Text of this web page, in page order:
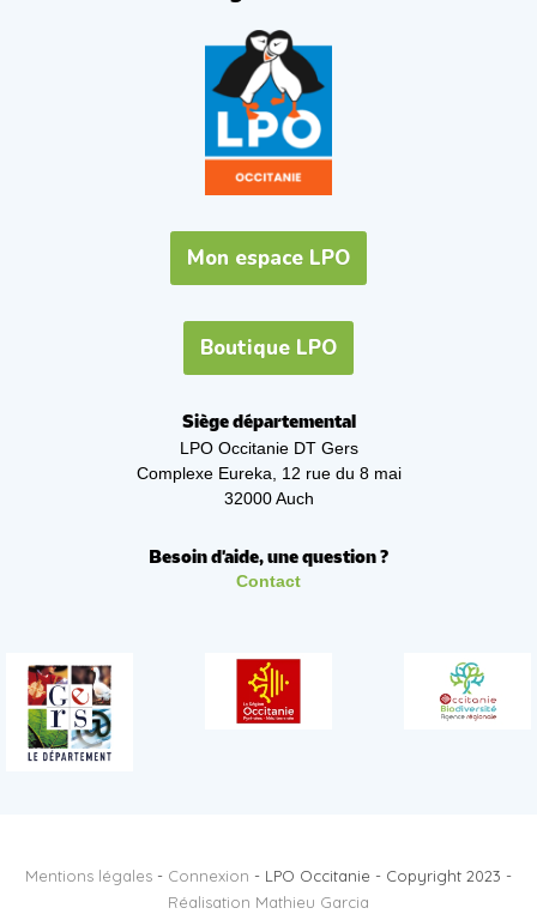
Mon espace LPO
Boutique LPO
Siège départemental
LPO Occitanie DT Gers
Complexe Eureka, 12 rue du 8 mai
32000 Auch
Besoin d'aide, une question ?
Contact
Mentions légales - Connexion - LPO Occitanie - Copyright 2023 -
Réalisation Mathieu Garcia